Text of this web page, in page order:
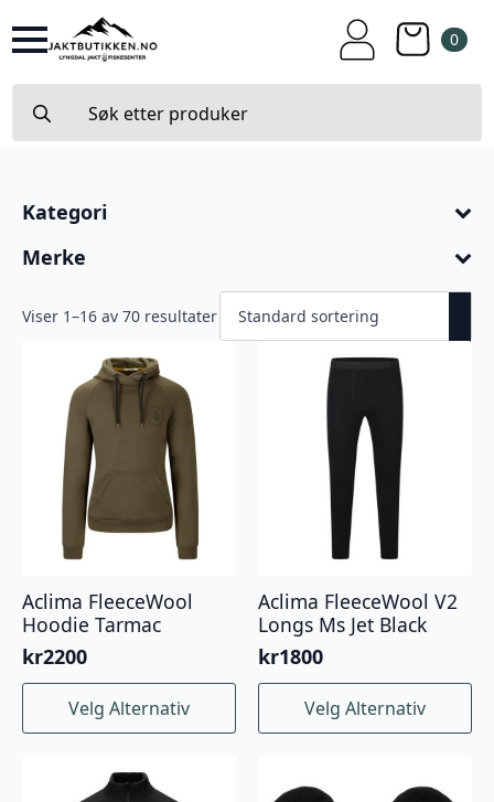
0
for:
Kategori
Merke
Viser 1–16 av 70 resultater
Aclima FleeceWool
Hoodie Tarmac
kr2200
Velg Alternativ
Dette
produktet
varianter.
Aclima FleeceWool V2
Longs Ms Jet Black
kr1800
Velg Alternativ
Dette
produktet
varianter.